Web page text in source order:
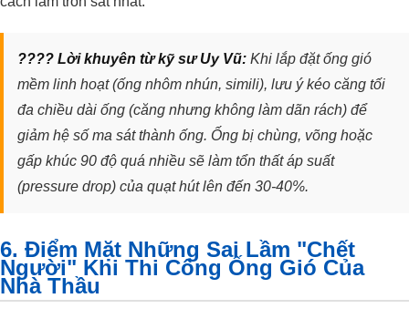
???? Lời khuyên từ kỹ sư Uy Vũ: Khi lắp đặt ống gió
mềm linh hoạt (ống nhôm nhún, simili), lưu ý kéo căng tối
đa chiều dài ống (căng nhưng không làm dãn rách) để
giảm hệ số ma sát thành ống. Ống bị chùng, võng hoặc
gấp khúc 90 độ quá nhiều sẽ làm tổn thất áp suất
(pressure drop) của quạt hút lên đến 30-40%.
6. Điểm Mặt Những Sai Lầm "Chết
Người" Khi Thi Công Ống Gió Của
Nhà Thầu